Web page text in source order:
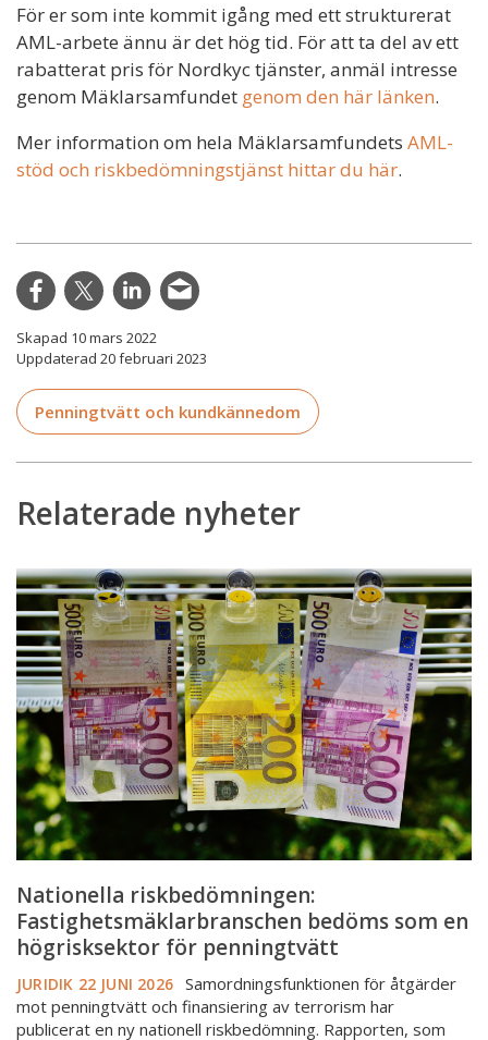
För er som inte kommit igång med ett strukturerat
AML-arbete ännu är det hög tid. För att ta del av ett
rabatterat pris för Nordkyc tjänster, anmäl intresse
genom Mäklarsamfundet genom den här länken.
Mer information om hela Mäklarsamfundets AML-
stöd och riskbedömningstjänst hittar du här.
Skapad 10 mars 2022
Uppdaterad 20 februari 2023
Penningtvätt och kundkännedom
Relaterade nyheter
Nationella
riskbedömningen:
Fastighetsmäklarbranschen
bedöms
som
en
högrisksektor
för
penningtvätt
Nationella riskbedömningen:
Fastighetsmäklarbranschen bedöms som en
högrisksektor för penningtvätt
JURIDIK 22 JUNI 2026 Samordningsfunktionen för åtgärder
mot penningtvätt och finansiering av terrorism har
publicerat en ny nationell riskbedömning. Rapporten, som